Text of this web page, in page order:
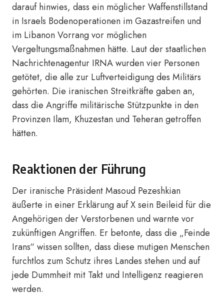
darauf hinwies, dass ein möglicher Waffenstillstand
in Israels Bodenoperationen im Gazastreifen und
im Libanon Vorrang vor möglichen
Vergeltungsmaßnahmen hätte. Laut der staatlichen
Nachrichtenagentur IRNA wurden vier Personen
getötet, die alle zur Luftverteidigung des Militärs
gehörten. Die iranischen Streitkräfte gaben an,
dass die Angriffe militärische Stützpunkte in den
Provinzen Ilam, Khuzestan und Teheran getroffen
hätten.
Reaktionen der Führung
Der iranische Präsident Masoud Pezeshkian
äußerte in einer Erklärung auf X sein Beileid für die
Angehörigen der Verstorbenen und warnte vor
zukünftigen Angriffen. Er betonte, dass die „Feinde
Irans“ wissen sollten, dass diese mutigen Menschen
furchtlos zum Schutz ihres Landes stehen und auf
jede Dummheit mit Takt und Intelligenz reagieren
werden.